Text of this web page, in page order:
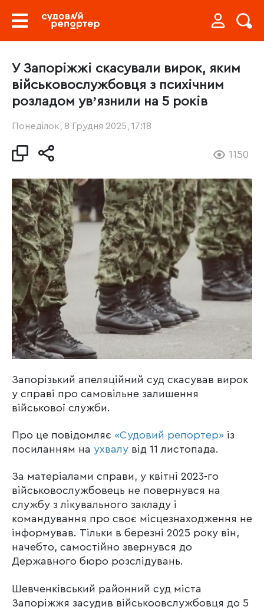
У Запоріжжі скасували вирок, яким
військовослужбовця з психічним
розладом увʼязнили на 5 років
Понеділок, 8 Грудня 2025, 17:18
1150
Запорізький апеляційний суд скасував вирок
у справі про самовільне залишення
військової служби.
Про це повідомляє «Судовий репортер» із
посиланням на ухвалу від 11 листопада.
За матеріалами справи, у квітні 2023-го
військовослужбовець не повернувся на
службу з лікувального закладу і
командування про своє місцезнаходження не
інформував. Тільки в березні 2025 року він,
начебто, самостійно звернувся до
Державного бюро розслідувань.
Шевченківський районний суд міста
Запоріжжя засудив військоовслужбовця до 5